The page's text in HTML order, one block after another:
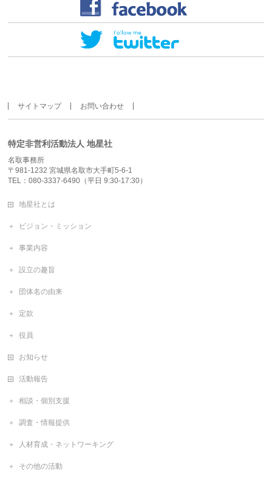
サイトマップ お問い合わせ
特定非営利活動法人 地星社
名取事務所
〒981-1232 宮城県名取市大手町5-6-1
TEL：080-3337-6490（平日 9:30-17:30）
地星社とは
ビジョン・ミッション
事業内容
設立の趣旨
団体名の由来
定款
役員
お知らせ
活動報告
相談・個別支援
調査・情報提供
人材育成・ネットワーキング
その他の活動